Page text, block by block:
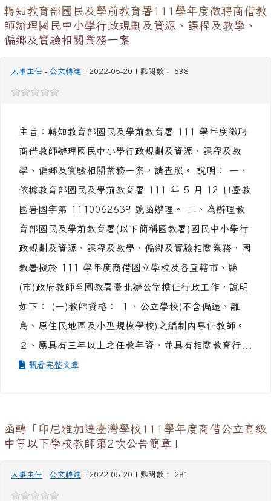
轉知教育部國民及學前教育署111學年度徵聘商借教
師辦理國民中小學行政規劃及資源、課程及教學、
偏鄉及實驗相關業務一案
人事主任 - 公文轉達 | 2022-05-20 | 點閱數： 538
主旨：轉知教育部國民及學前教育署 111 學年度徵聘
商借教師辦理國民中小學行政規劃及資源、課程及教
學、偏鄉及實驗相關業務一案，請查照。 說明： 一、
依據教育部國民及學前教育署 111 年 5 月 12 日臺教
國署國字第 1110062639 號函辦理。 二、為辦理教
育部國民及學前教育署(以下簡稱國教署)國民中小學行
政規劃及資源、課程及教學、偏鄉及實驗相關業務，國
教署擬於 111 學年度商借國立學校及各直轄市、縣
(市)政府教師至國教署臺北辦公室擔任行政工作，說明
如下： (一)教師資格： １、公立學校(不含偏遠、離
島、原住民地區及小型規模學校)之編制內專任教師。
２、應具有三年以上之任教年資，並具有相關教育行...
觀看完整文章
函轉「印尼雅加達臺灣學校111學年度商借公立高級
中等以下學校教師第2次公告簡章」
人事主任 - 公文轉達 | 2022-05-20 | 點閱數： 281